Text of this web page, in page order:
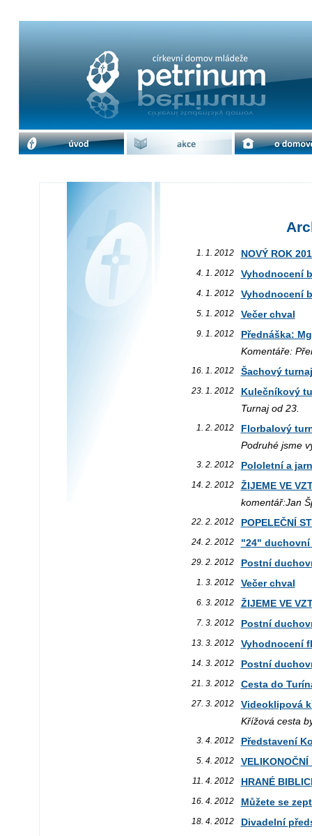
Archiv akcí / 2012 | cdm Petrinum
1. 1. 2012 NOVÝ ROK
4. 1. 2012 Vyhodnocení
4. 1. 2012 Vyhodnocení
5. 1. 2012 Večer chval
9. 1. 2012
Přednáška:
Komentáře:
16. 1. 2012 Šachový turnaj
23. 1. 2012
Kulečníkový
Turnaj od 23.
1. 2. 2012
Florbalový
Podruhé jsme
3. 2. 2012 Pololetní a
14. 2. 2012
ŽIJEME VE
komentář:Jan
22. 2. 2012 POPELEČNÍ
24. 2. 2012 "24"
29. 2. 2012 Postní
1. 3. 2012 Večer chval
6. 3. 2012 ŽIJEME VE
7. 3. 2012 Postní
13. 3. 2012 Vyhodnocení
14. 3. 2012 Postní
21. 3. 2012 Cesta do
27. 3. 2012
Videoklipová
Křížová cesta
3. 4. 2012 Představení
5. 4. 2012
11. 4. 2012 HRANÉ
16. 4. 2012 Můžete se
18. 4. 2012 Divadelní
úvod akce o domově